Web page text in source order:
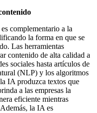
complementario a la
la forma en que se
Las herramientas
contenido de alta calidad a
sociales hasta artículos de
(NLP) y los algoritmos
IA produzca textos que
a las empresas la
eficiente mientras
la IA es